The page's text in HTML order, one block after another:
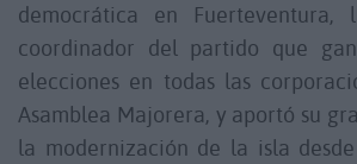
democrática en Fuerteventura,
coordinador del partido que
elecciones en todas las
Asamblea Majorera, y aportó su
la modernización de la isla